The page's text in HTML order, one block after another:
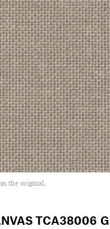
the original.
TCA38006